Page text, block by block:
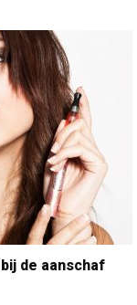
de aanschaf